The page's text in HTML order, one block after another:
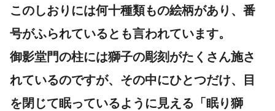
このしおりには何十種類もの絵柄があり、番
号がふられているとも言われています。
御影堂門の柱には獅子の彫刻がたくさん施さ
れているのですが、その中にひとつだけ、目
を閉じて眠っているように見える「眠り獅